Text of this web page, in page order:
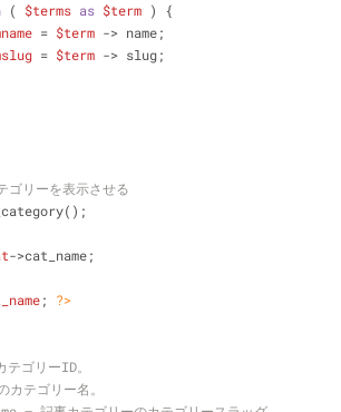
( $terms as $term ) {
= $term -> name;
= $term -> slug;
リーを表示させる
->cat_name;
; ?>
ゴリーID。
テゴリー名。